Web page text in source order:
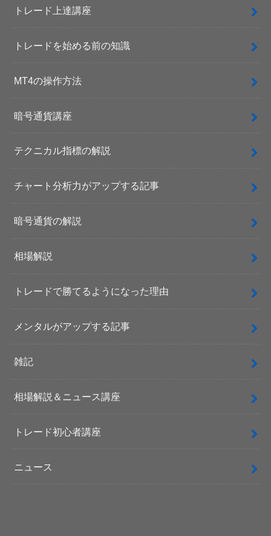
トレード上達講座
トレードを始める前の知識
MT4の操作方法
暗号通貨講座
テクニカル指標の解説
チャート分析力がアップする記事
暗号通貨の解説
相場解説
トレードで勝てるようになった理由
メンタルがアップする記事
雑記
相場解説＆ニュース講座
トレード初心者講座
ニュース